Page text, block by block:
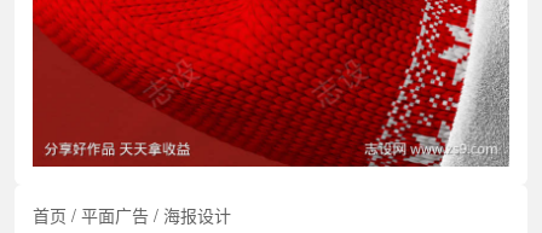
首页 / 平面广告 / 海报设计